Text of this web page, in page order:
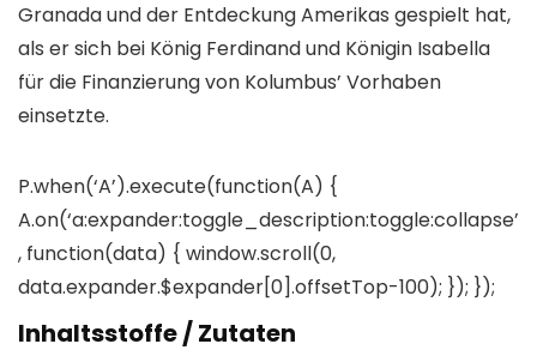
Granada und der Entdeckung Amerikas gespielt hat,
als er sich bei König Ferdinand und Königin Isabella
für die Finanzierung von Kolumbus’ Vorhaben
einsetzte.
P.when(‘A’).execute(function(A) {
A.on(‘a:expander:toggle_description:toggle:collapse’
, function(data) { window.scroll(0,
data.expander.$expander[0].offsetTop-100); }); });
Inhaltsstoffe / Zutaten